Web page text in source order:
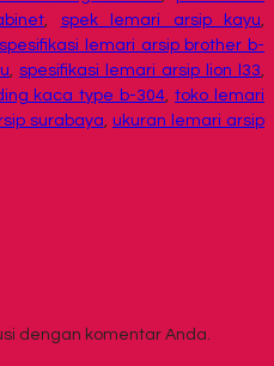
, spek lemari arsip kayu,
spesifikasi lemari arsip brother b-
, spesifikasi lemari arsip lion l33,
kaca type b-304,toko lemari
surabaya, ukuran lemari arsip
dengan komentar Anda.